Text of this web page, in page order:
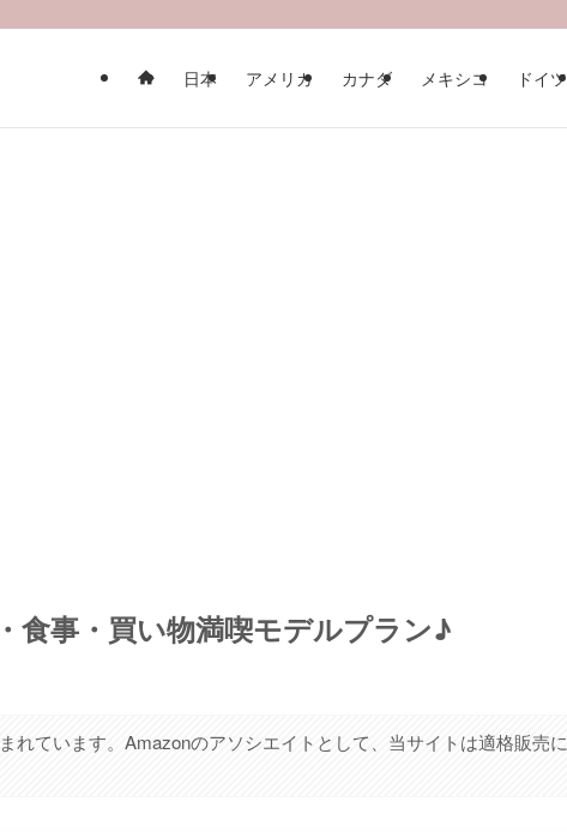
日本 アメリカ カナダ メキシコ ドイツ
食事・買い物満喫モデルプラン♪
れています。Amazonのアソシエイトとして、当サイトは適格販売に